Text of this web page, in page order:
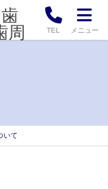
TEL メニュー
いて